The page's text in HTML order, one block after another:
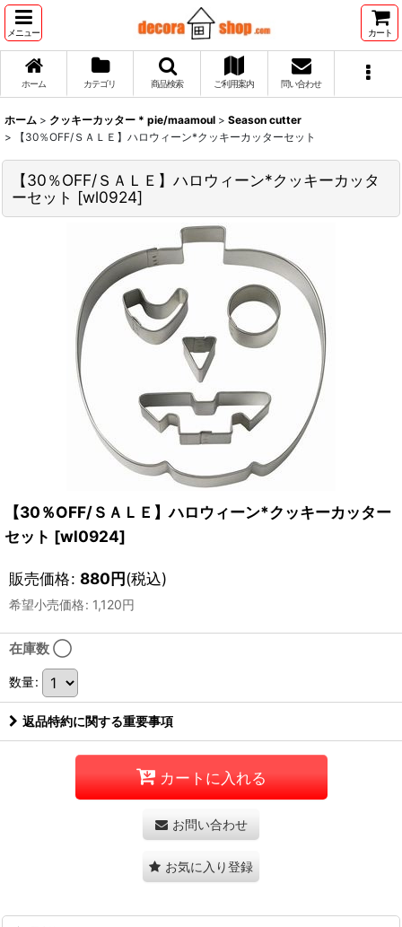
メニュー カート
ホーム カテゴリ 商品検索 ご利用案内 問い合わせ
ホーム > クッキーカッター * pie/maamoul > Season cutter
>
【30％OFF/ＳＡＬＥ】ハロウィーン*クッキーカッターセット
【30％OFF/ＳＡＬＥ】ハロウィーン*クッキーカッタ
ーセット [wl0924]
【30％OFF/ＳＡＬＥ】ハロウィーン*クッキーカッター
セット [wl0924]
販売価格: 880円(税込)
希望小売価格: 1,120円
在庫数 ◯
数量:
返品特約に関する重要事項
カートに入れる
お問い合わせ
お気に入り登録